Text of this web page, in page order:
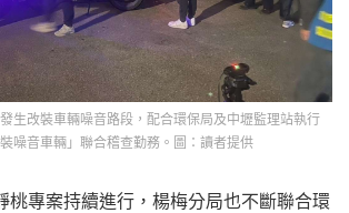
生改裝車輛噪音路段，配合環保局及中壢監理站執行
裝噪音車輛」聯合稽查勤務。圖：讀者提供
桃專案持續進行，楊梅分局也不斷聯合環